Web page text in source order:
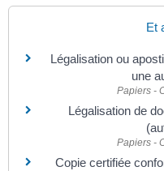
Et
Légalisation ou
une
Papiers -
Légalisation de
Papiers -
Copie certifiée